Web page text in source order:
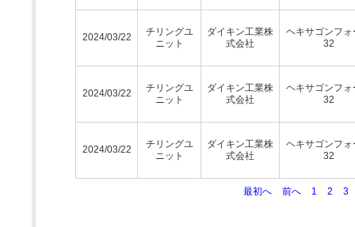
2024/03/22
チリングユ
ニット
ダイキン工業株
式会社
ヘキサゴンフォ
32
2024/03/22
チリングユ
ニット
ダイキン工業株
式会社
ヘキサゴンフォ
32
2024/03/22
チリングユ
ニット
ダイキン工業株
式会社
ヘキサゴンフォ
32
最初へ 前へ 1 2 3